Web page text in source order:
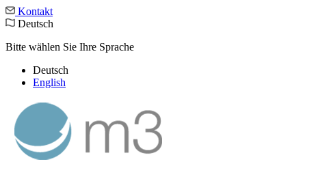
Kontakt
Deutsch
Bitte wählen Sie Ihre Sprache
Deutsch
English